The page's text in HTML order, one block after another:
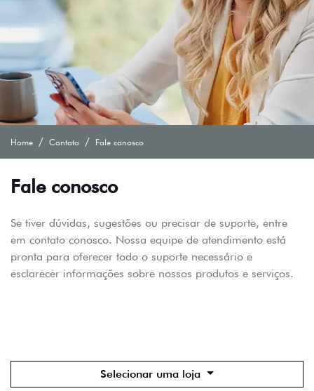
Home Contato Fale conosco
Fale conosco
Se tiver dúvidas, sugestões ou precisar de suporte, entre
em contato conosco. Nossa equipe de atendimento está
pronta para oferecer todo o suporte necessário e
esclarecer informações sobre nossos produtos e serviços.
Selecionar uma loja